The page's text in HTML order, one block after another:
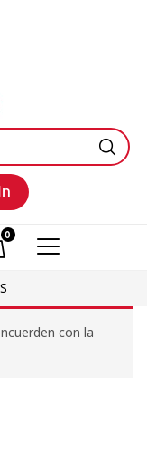
0
con la